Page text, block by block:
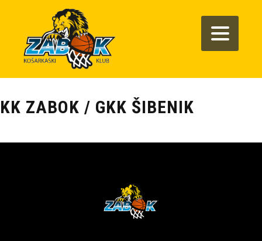
KK ZABOK / GKK ŠIBENIK